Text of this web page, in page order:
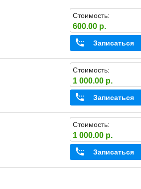
Стоимость:
600.00 р.
Записаться
Стоимость:
1 000.00 р.
Записаться
Стоимость:
1 000.00 р.
Записаться